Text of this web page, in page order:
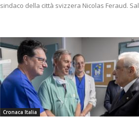
sindaco della città svizzera Nicolas Feraud.
Cronaca Italia